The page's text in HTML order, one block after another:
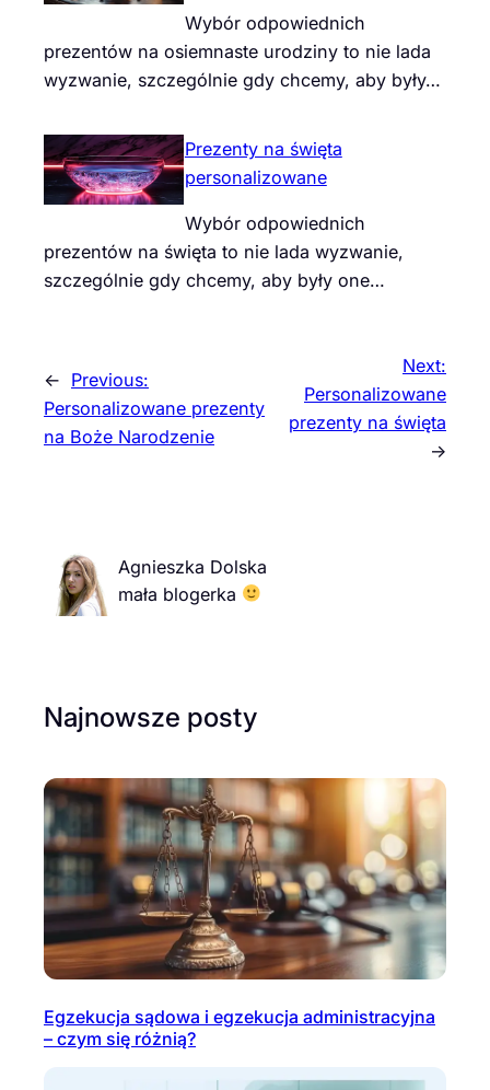
Wybór odpowiednich
prezentów na osiemnaste urodziny to nie lada
wyzwanie, szczególnie gdy chcemy, aby były…
Prezenty na święta
personalizowane
Wybór odpowiednich
prezentów na święta to nie lada wyzwanie,
szczególnie gdy chcemy, aby były one…
← Previous:
Personalizowane prezenty
na Boże Narodzenie
Next:
Personalizowane
prezenty na święta
→
Agnieszka Dolska
mała blogerka
Najnowsze posty
Egzekucja sądowa i egzekucja administracyjna
– czym się różnią?